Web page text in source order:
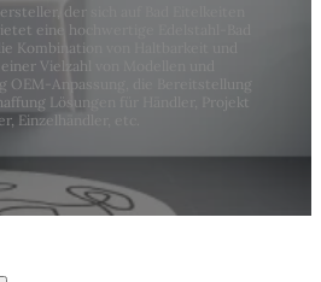
der sich auf Bad Eitelkeiten
eine hochwertige Edelstahl-Bad
Kombination von Haltbarkeit und
Vielzahl von Modellen und
Anpassung, die Bereitstellung
Lösungen für Händler, Projekt
Einzelhändler, etc.